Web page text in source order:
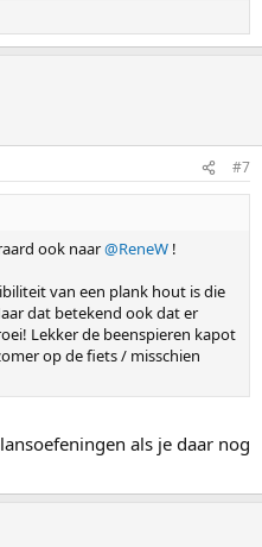
#7
ook naar@ReneW !
van een plank hout is die
dat betekend ook dat er
Lekker de beenspieren kapot
op de fiets / misschien
als je daar nog